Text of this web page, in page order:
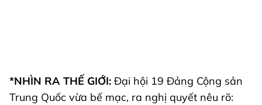
*NHÌN RA THẾ GIỚI: Đại hội 19 Đảng Cộng sản
Trung Quốc vừa bế mạc, ra nghị quyết nêu rõ: